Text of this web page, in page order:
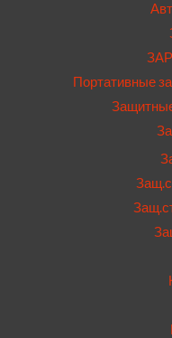
Портативные